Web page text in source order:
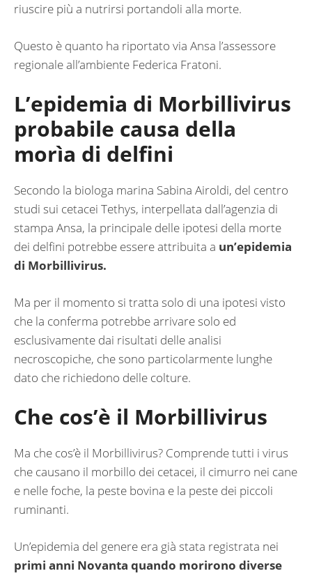
riuscire più a nutrirsi portandoli alla morte.
Questo è quanto ha riportato via Ansa l’assessore
regionale all’ambiente Federica Fratoni.
L’epidemia di Morbillivirus
probabile causa della
morìa di delfini
Secondo la biologa marina Sabina Airoldi, del centro
studi sui cetacei Tethys, interpellata dall’agenzia di
stampa Ansa, la principale delle ipotesi della morte
dei delfini potrebbe essere attribuita a un’epidemia
di Morbillivirus.
Ma per il momento si tratta solo di una ipotesi visto
che la conferma potrebbe arrivare solo ed
esclusivamente dai risultati delle analisi
necroscopiche, che sono particolarmente lunghe
dato che richiedono delle colture.
Che cos’è il Morbillivirus
Ma che cos’è il Morbillivirus? Comprende tutti i virus
che causano il morbillo dei cetacei, il cimurro nei cane
e nelle foche, la peste bovina e la peste dei piccoli
ruminanti.
Un’epidemia del genere era già stata registrata nei
primi anni Novanta quando morirono diverse